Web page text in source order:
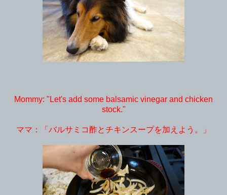
Mommy: "Let's add some balsamic vinegar and chicken
stock."
ママ：「バルサミコ酢とチキンスープを加えよう。」